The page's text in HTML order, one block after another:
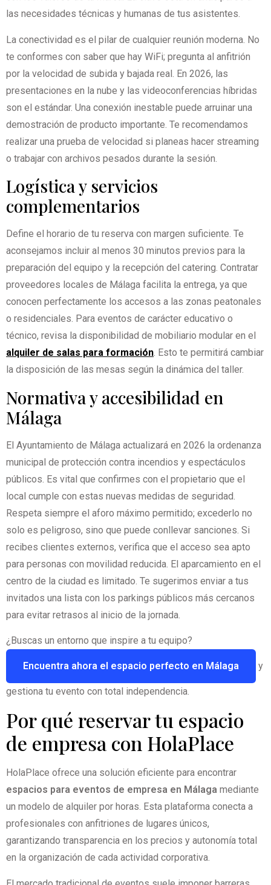
las necesidades técnicas y humanas de tus asistentes.
La conectividad es el pilar de cualquier reunión moderna. No
te conformes con saber que hay WiFi; pregunta al anfitrión
por la velocidad de subida y bajada real. En 2026, las
presentaciones en la nube y las videoconferencias híbridas
son el estándar. Una conexión inestable puede arruinar una
demostración de producto importante. Te recomendamos
realizar una prueba de velocidad si planeas hacer streaming
o trabajar con archivos pesados durante la sesión.
Logística y servicios
complementarios
Define el horario de tu reserva con margen suficiente. Te
aconsejamos incluir al menos 30 minutos previos para la
preparación del equipo y la recepción del catering. Contratar
proveedores locales de Málaga facilita la entrega, ya que
conocen perfectamente los accesos a las zonas peatonales
o residenciales. Para eventos de carácter educativo o
técnico, revisa la disponibilidad de mobiliario modular en el
alquiler de salas para formación. Esto te permitirá cambiar
la disposición de las mesas según la dinámica del taller.
Normativa y accesibilidad en
Málaga
El Ayuntamiento de Málaga actualizará en 2026 la ordenanza
municipal de protección contra incendios y espectáculos
públicos. Es vital que confirmes con el propietario que el
local cumple con estas nuevas medidas de seguridad.
Respeta siempre el aforo máximo permitido; excederlo no
solo es peligroso, sino que puede conllevar sanciones. Si
recibes clientes externos, verifica que el acceso sea apto
para personas con movilidad reducida. El aparcamiento en el
centro de la ciudad es limitado. Te sugerimos enviar a tus
invitados una lista con los parkings públicos más cercanos
para evitar retrasos al inicio de la jornada.
¿Buscas un entorno que inspire a tu equipo?
Encuentra ahora el espacio perfecto en Málaga y
gestiona tu evento con total independencia.
Por qué reservar tu espacio
de empresa con HolaPlace
HolaPlace ofrece una solución eficiente para encontrar
espacios para eventos de empresa en Málaga mediante
un modelo de alquiler por horas. Esta plataforma conecta a
profesionales con anfitriones de lugares únicos,
garantizando transparencia en los precios y autonomía total
en la organización de cada actividad corporativa.